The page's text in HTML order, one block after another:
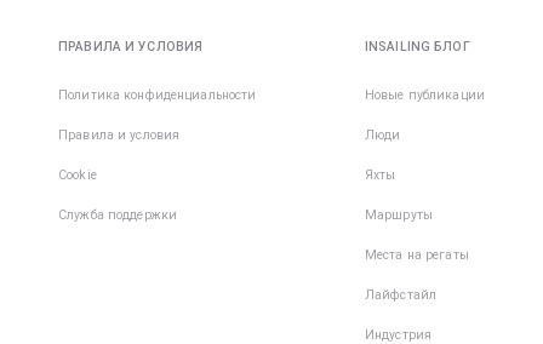
ПРАВИЛА И УСЛОВИЯ
Политика конфиденциальности
Правила и условия
Cookie
Служба поддержки
INSAILING БЛОГ
Новые публикации
Люди
Яхты
Маршруты
Места на регаты
Лайфстайл
Индустрия